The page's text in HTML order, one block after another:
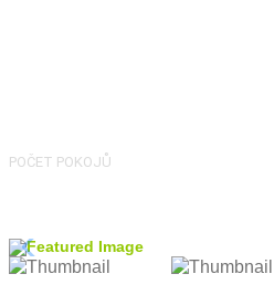
POČET POKOJŮ